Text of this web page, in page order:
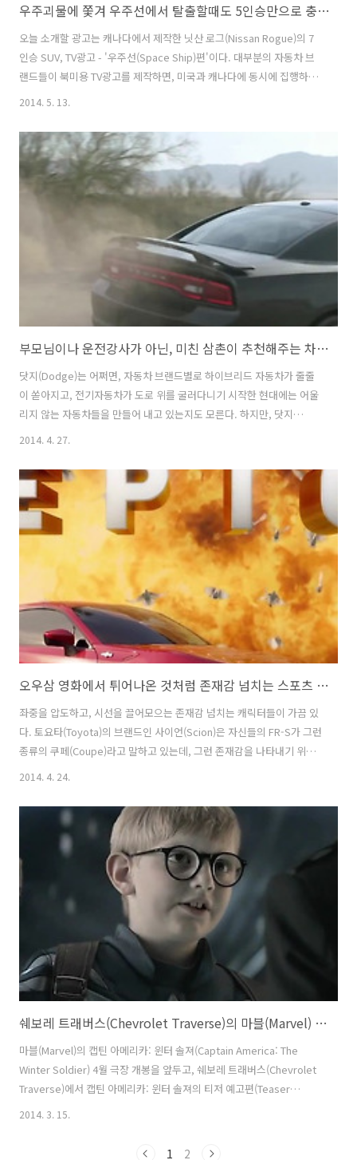
우주괴물에 쫓겨 우주선에서 탈출할때도 5인승만으로 충분할까? - 닛산(Nissan)의 7인승 SUV 로그(Rogue) 캐나다 TV광고 - '우주선(Space Ship)편' [한글자막]
오늘 소개할 광고는 캐나다에서 제작한 닛산 로그(Nissan Rogue)의 7
인승 SUV, TV광고 - '우주선(Space Ship)편'이다. 대부분의 자동차 브
랜드들이 북미용 TV광고를 제작하면, 미국과 캐나다에 동시에 집행하는
경우가 많은데 특이하게도 닛산(Nissan)은 캐나다 TBWA와 광고를 따로
떤가, 크리에이티브만 뛰어나면 그만이지. 닛산 로그의 이번 광고는 7-
80년대 특촬물 B급 영화의 한장면을 따서 우주에서 우주괴물을 만나 겪
게되는 위기상황과 그로부터의 탈출 시도를 재미있게 보여주고 있다. 7
명의 친구/동료 중 한명도 남기지 않고 모두 태워가려면- 당연히 7인승이
필요할 터, 다소 뜬금없고 황당한 이야기로 보일 수..
2014. 5. 13.
부모님이나 운전강사가 아닌, 미친 삼촌이 추천해주는 차를 구입하라! - 닷지 차저(Dodge Charger). 닷지 챌린저(Dodge Challenger)의 TV광고 '삼촌(Uncle)'편 [한글자막]
닷지(Dodge)는 어쩌면, 자동차 브랜드별로 하이브리드 자동차가 줄줄
이 쏟아지고, 전기자동차가 도로 위를 굴러다니기 시작한 현대에는 어울
리지 않는 자동차들을 만들어 내고 있는지도 모른다. 하지만, 닷지
머슬카의 이미지를 담은 광고를 보여주는데, 자잘하게 어떤 운전자 편의
기능들에 대해 나열하는 타사의 자동차 광고들에 비해 아주 돋보이고 파
워풀하다. 개인적으로 Dodge와 무척 잘 어울린다고 생각한다. 지난 번
에도 닷지 차저(Dodge Charger)의 TV광고를 포스팅한 적이 있다. 해당
광고도 카피가 임팩트있으니, 관심있으신 분들은 한번 보시라. 닷지 차저
의 폭..
2014. 4. 27.
오우삼 영화에서 튀어나온 것처럼 존재감 넘치는 스포츠 쿠페, 사이언(Scion FR-S)의 TV광고 - 사이언 FR-S는 모든 것을 웅장하게 만듭니다(The Scion FR-S Makes Everything Epic) [한글자막]
좌중을 압도하고, 시선을 끌어모으는 존재감 넘치는 캐릭터들이 가끔 있
다. 토요타(Toyota)의 브랜드인 사이언(Scion)은 자신들의 FR-S가 그런
종류의 쿠페(Coupe)라고 말하고 있는데, 그런 존재감을 나타내기 위해
서- 사이언(Scion) FR-S의 배경에다 액션 영화 속의 웅장한 액션서사에
임파서블2, 브로큰애로우, 첩혈쌍웅, 영웅본색 시리즈 등으로 유명한 오
우삼 감독의 영화에서 극적인 순간에 항상 나타나던, 폭발장면과 슬로모
션 그리고 날아오르는 흰 비둘기까지 이 광고에서 총출동하고 있다. 우리
나라에서는 흔히 볼 수 없는 톤앤매너의 자동차 광고라 무척 재밌는듯.
이런 폭발씬에 뒤도 돌아보지 않고 슬로모션으로 걸어나오는 모습들을..
2014. 4. 24.
쉐보레 트래버스(Chevrolet Traverse)의 마블(Marvel) 캡틴 아메리카: 윈터 솔져(Captain America: The Winter Soldier) 예고편 패러디 타이인 광고(Tie-in Commercial) [한글자막]
마블(Marvel)의 캡틴 아메리카: 윈터 솔져(Captain America: The
Winter Soldier) 4월 극장 개봉을 앞두고, 쉐보레 트래버스(Chevrolet
Traverse)에서 캡틴 아메리카: 윈터 솔져의 티저 예고편(Teaser
2014. 3. 15.
1 2